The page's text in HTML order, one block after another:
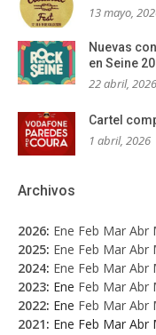
13 mayo,
Nuevas
en Seine
22 abril, 2026
Cartel
1 abril, 2026
Archivos
2026: Ene Feb Mar Abr
2025: Ene Feb Mar Abr
2024: Ene Feb Mar Abr
2023: Ene Feb Mar Abr
2022: Ene Feb Mar Abr
2021: Ene Feb Mar Abr